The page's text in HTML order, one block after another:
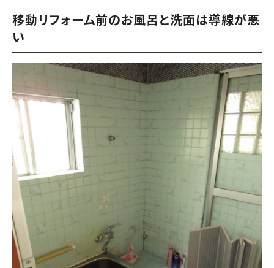
移動リフォーム前のお風呂と洗面は導線が悪
い